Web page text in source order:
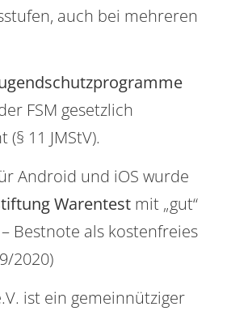
auch bei mehreren
FSM gesetzlich
11 JMStV).
Android und iOS wurde
Warentest mit „gut“
Bestnote als kostenfreies
2020)
ist ein gemeinnütziger